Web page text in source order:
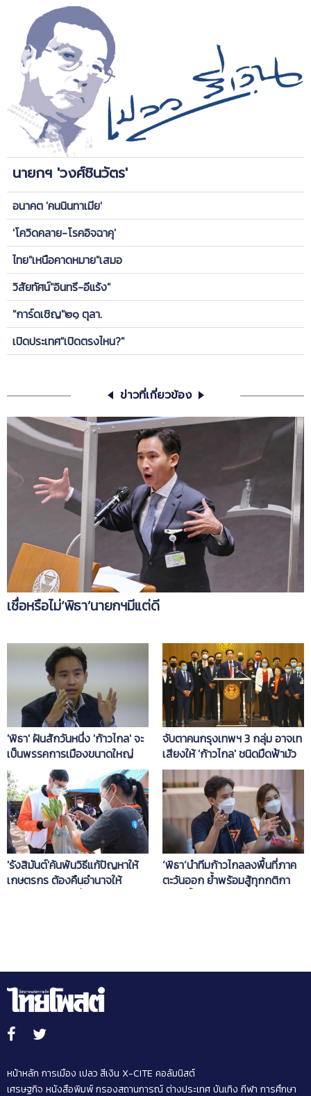
นายกฯ 'วงศ์ชินวัตร'
อนาคต 'คนนินทาเมีย'
'โควิดคลาย-โรคอิจฉาคุ'
ไทย"เหนือคาดหมาย"เสมอ
วิสัยทัศน์"อินทรี-อีแร้ง"
"การ์ดเชิญ"๒๑ ตุลา.
เปิดประเทศ"เปิดตรงไหน?"
ข่าวที่เกี่ยวข้อง
เชื่อหรือไม่‘พิธา’นายกฯมีแต่ดี
'พิธา' ฝันสักวันหนึ่ง 'ก้าวไกล' จะ
เป็นพรรคการเมืองขนาดใหญ่
จับตาคนกรุงเทพฯ 3 กลุ่ม อาจเท
เสียงให้ 'ก้าวไกล' ชนิดมืดฟ้ามัว
ดิน
'รังสิมันต์'ค้นพ้นวิธีแก้ปัญหาให้
เกษตรกร ต้องคืนอำนาจให้
‘พิธา’นำทีมก้าวไกลลงพื้นที่ภาค
ตะวันออก ย้ำพร้อมสู้ทุกกติกา
หน้าหลัก การเมือง เปลว สีเงิน X-CITE คอลัมนิสต์
เศรษฐกิจ หนังสือพิมพ์กรองสถานการณ์ต่างประเทศบันเทิง กีฬา การศึกษา